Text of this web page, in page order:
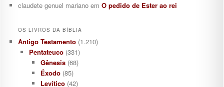
claudete genuel marianoem O pedido de Ester ao rei
OS LIVROS DA BÍBLIA
Antigo Testamento(1.210)
Pentateuco (331)
Gênesis(68)
Éxodo(85)
Levítico(42)